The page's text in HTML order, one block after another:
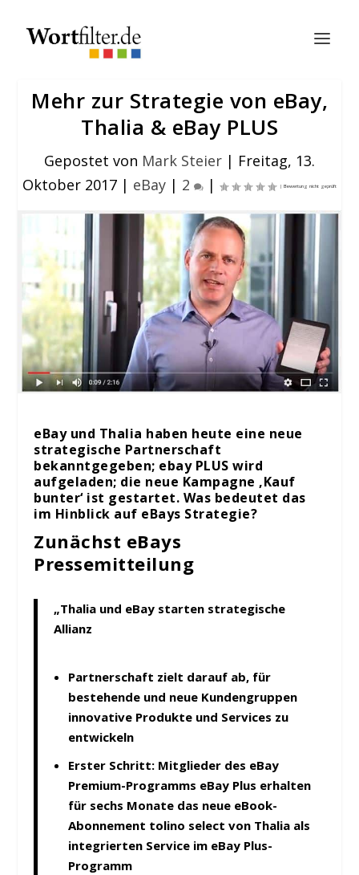
Mehr zur Strategie von eBay,
Thalia & eBay PLUS
Gepostet von Mark Steier | Freitag, 13.
Oktober 2017 | eBay | 2 |
eBay und Thalia haben heute eine neue
strategische Partnerschaft
bekanntgegeben; ebay PLUS wird
aufgeladen; die neue Kampagne ‚Kauf
bunter‘ ist gestartet. Was bedeutet das
im Hinblick auf eBays Strategie?
Zunächst eBays
Pressemitteilung
„Thalia und eBay starten strategische
Allianz
Partnerschaft zielt darauf ab, für
bestehende und neue Kundengruppen
innovative Produkte und Services zu
entwickeln
Erster Schritt: Mitglieder des eBay
Premium-Programms eBay Plus erhalten
für sechs Monate das neue eBook-
Abonnement tolino select von Thalia als
integrierten Service im eBay Plus-
Programm